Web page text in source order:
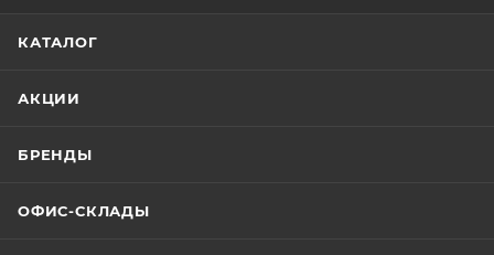
КАТАЛОГ
АКЦИИ
БРЕНДЫ
ОФИС-СКЛАДЫ